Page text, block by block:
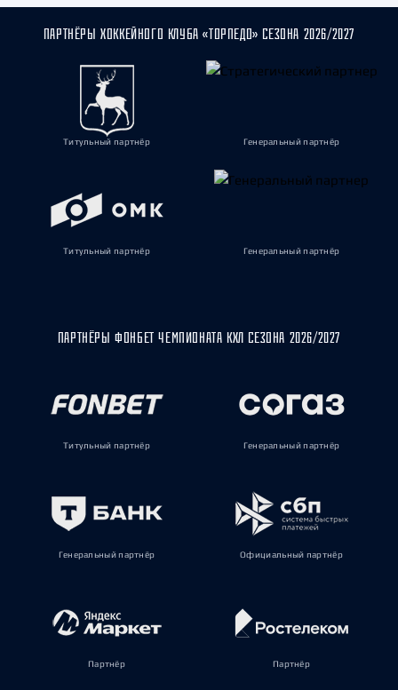
ПАРТНЁРЫ ХОККЕЙНОГО КЛУБА «ТОРПЕДО» СЕЗОНА 2026/2027
Титульный партнёр Генеральный партнёр
Титульный партнёр Генеральный партнёр
ПАРТНЁРЫ ФОНБЕТ ЧЕМПИОНАТА КХЛ СЕЗОНА 2026/2027
Титульный партнёр Генеральный партнёр
Генеральный партнёр Официальный партнёр
Партнёр Партнёр